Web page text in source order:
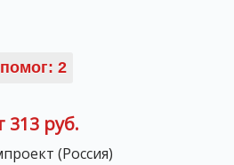
313 руб.
(Россия)